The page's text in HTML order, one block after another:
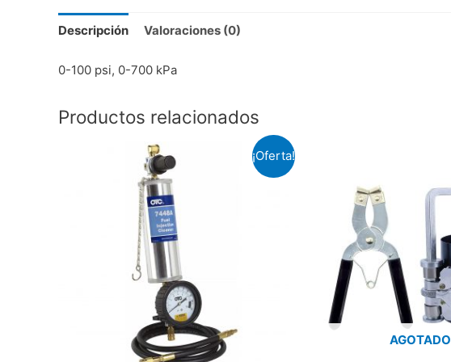
Descripción Valoraciones (0)
0-100 psi, 0-700 kPa
Productos relacionados
¡Oferta!
AGOTADO